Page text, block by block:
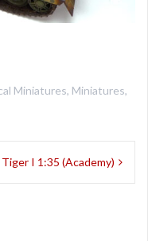
Miniatures, Miniatures,
Tiger I 1:35 (Academy)